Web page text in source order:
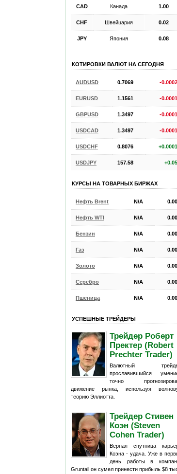
CAD Канада 1.00
CHF Швейцария 0.02
JPY Япония 0.08
КОТИРОВКИ ВАЛЮТ НА СЕГОДНЯ
AUDUSD 0.7069 -0.0002
EURUSD 1.1561 -0.0001
GBPUSD 1.3497 -0.0001
USDCAD 1.3497 -0.0001
USDCHF 0.8076 +0.0001
USDJPY 157.58 +0.05
КУРСЫ НА ТОВАРНЫХ БИРЖАХ
Нефть Brent N/A 0.00
Нефть WTI N/A 0.00
Бензин N/A 0.00
Газ N/A 0.00
Золото N/A 0.00
Серебро N/A 0.00
Пшеница N/A 0.00
УСПЕШНЫЕ ТРЕЙДЕРЫ
Трейдер Роберт
Пректер (Robert
Prechter Trader)
Валютный
прославившийся
точно
движение рынка, используя
теорию Эллиотта.
Трейдер Стивен
Коэн (Steven
Cohen Trader)
Верная спутница
Коэна - удача. Уже в
день работы в
Gruntail он сумел принести прибыль $8